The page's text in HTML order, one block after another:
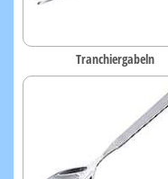
Tranchiergabeln